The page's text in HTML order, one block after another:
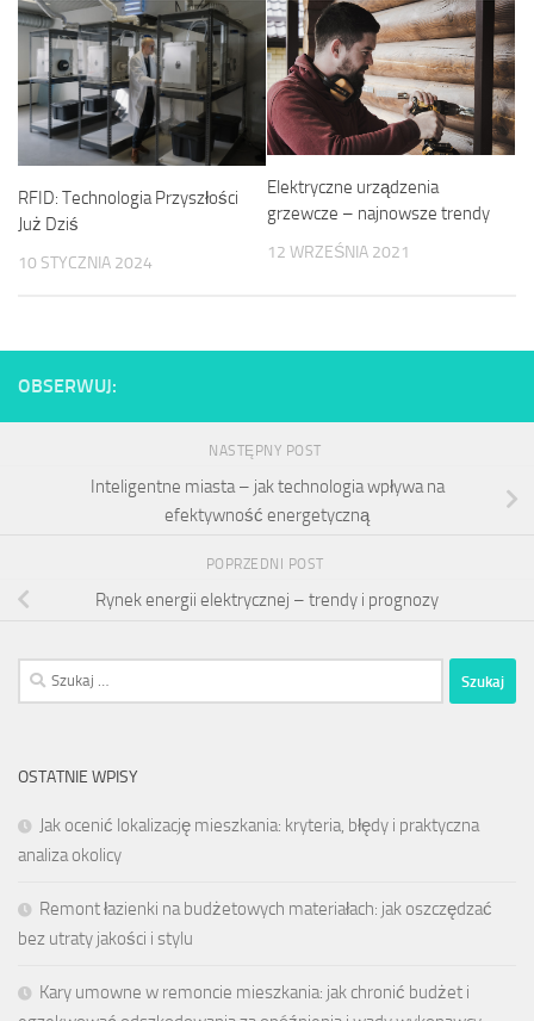
RFID: Technologia Przyszłości
Już Dziś
10 STYCZNIA 2024
Elektryczne urządzenia
grzewcze – najnowsze trendy
12 WRZEŚNIA 2021
OBSERWUJ:
NASTĘPNY POST
Inteligentne miasta – jak technologia wpływa na
efektywność energetyczną
POPRZEDNI POST
Rynek energii elektrycznej – trendy i prognozy
Szukaj:
OSTATNIE WPISY
Jak ocenić lokalizację mieszkania: kryteria, błędy i praktyczna
analiza okolicy
Remont łazienki na budżetowych materiałach: jak oszczędzać
bez utraty jakości i stylu
Kary umowne w remoncie mieszkania: jak chronić budżet i